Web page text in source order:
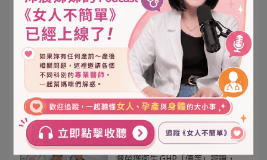
高雄月子餐 月子餐推薦
高醫岡山
產後調理
寶寶爬行比賽 品牌活動
【 高雄月子餐推薦 】狂賀！福韻
月子餐榮獲 2026 市府綠色友善餐
盒優選
2026-04-28
高雄月子餐 月子餐推薦
專為媽咪把關的高標準！福韻月子